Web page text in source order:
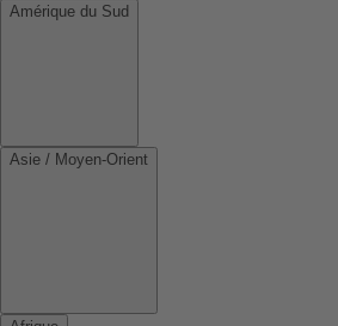
Amérique du Sud
Asie / Moyen-Orient